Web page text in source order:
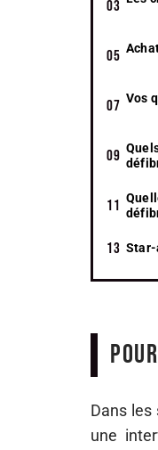
Vos
Star-
Dans les
une